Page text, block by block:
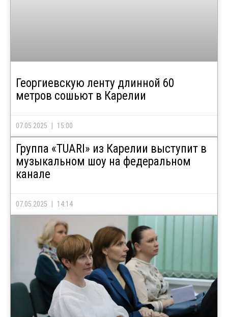
Георгиевскую ленту длинной 60
метров сошьют в Карелии
07.05.2025 15:00
Группа «TUARI» из Карелии выступит в
музыкальном шоу на федеральном
канале
07.05.2025 14:14